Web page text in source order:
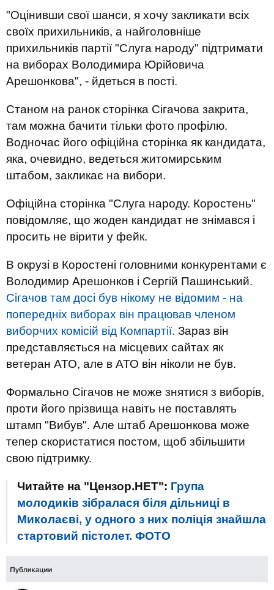
"Оцінивши свої шанси, я хочу закликати всіх
своїх прихильників, а найголовніше
прихильників партії "Слуга народу" підтримати
на виборах Володимира Юрійовича
Арешонкова", - йдеться в пості.
Станом на ранок сторінка Сігачова закрита,
там можна бачити тільки фото профілю.
Водночас його офіційна сторінка як кандидата,
яка, очевидно, ведеться житомирським
штабом, закликає на вибори.
Офіційна сторінка "Слуга народу. Коростень"
повідомляє, що жоден кандидат не знімався і
просить не вірити у фейк.
В окрузі в Коростені головними конкурентами є
Володимир Арешонков і Сергій Пашинський.
Сігачов там досі був нікому не відомим - на
попередніх виборах він працював членом
виборчих комісій від Компартії. Зараз він
представляється на місцевих сайтах як
ветеран АТО, але в АТО він ніколи не був.
Формально Сігачов не може знятися з виборів,
проти його прізвища навіть не поставлять
штамп "Вибув". Але штаб Арешонкова може
тепер скористатися постом, щоб збільшити
свою підтримку.
Читайте на "Цензор.НЕТ": Група
молодиків зібралася біля дільниці в
Миколаєві, у одного з них поліція знайшла
стартовий пістолет. ФОТО